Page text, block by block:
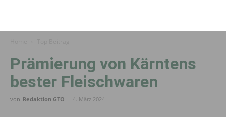
Prämierung von Kärntens
bester Fleischwaren
von Redaktion GTO - 4. März 2024